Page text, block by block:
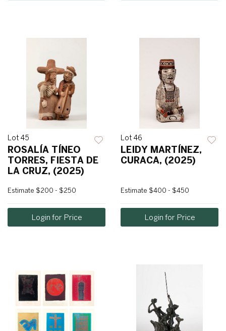
Lot 45
ROSALÍA TÍNEO
TORRES, FIESTA DE
LA CRUZ, (2025)
Estimate $200 - $250
Login for Price
Lot 46
LEIDY MARTÍNEZ,
CURACA, (2025)
Estimate $400 - $450
Login for Price